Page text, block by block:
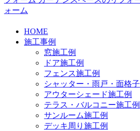
HOME
施工事例
窓施工例
ドア施工例
フェンス施工例
シャッター・雨戸・面格子
アウターシェード施工例
テラス・バルコニー施工例
サンルーム施工例
デッキ周り施工例